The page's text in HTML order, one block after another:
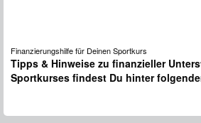
Finanzierungshilfe für Deinen Sportkurs
Tipps & Hinweise zu finanzieller
Sportkurses findest Du hinter